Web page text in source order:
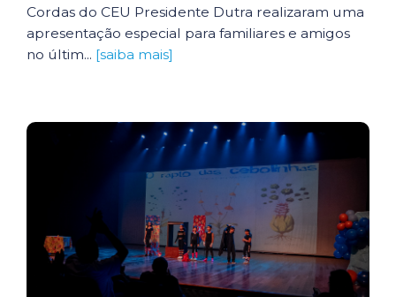
Cordas do CEU Presidente Dutra realizaram uma
apresentação especial para familiares e amigos
no últim... [saiba mais]